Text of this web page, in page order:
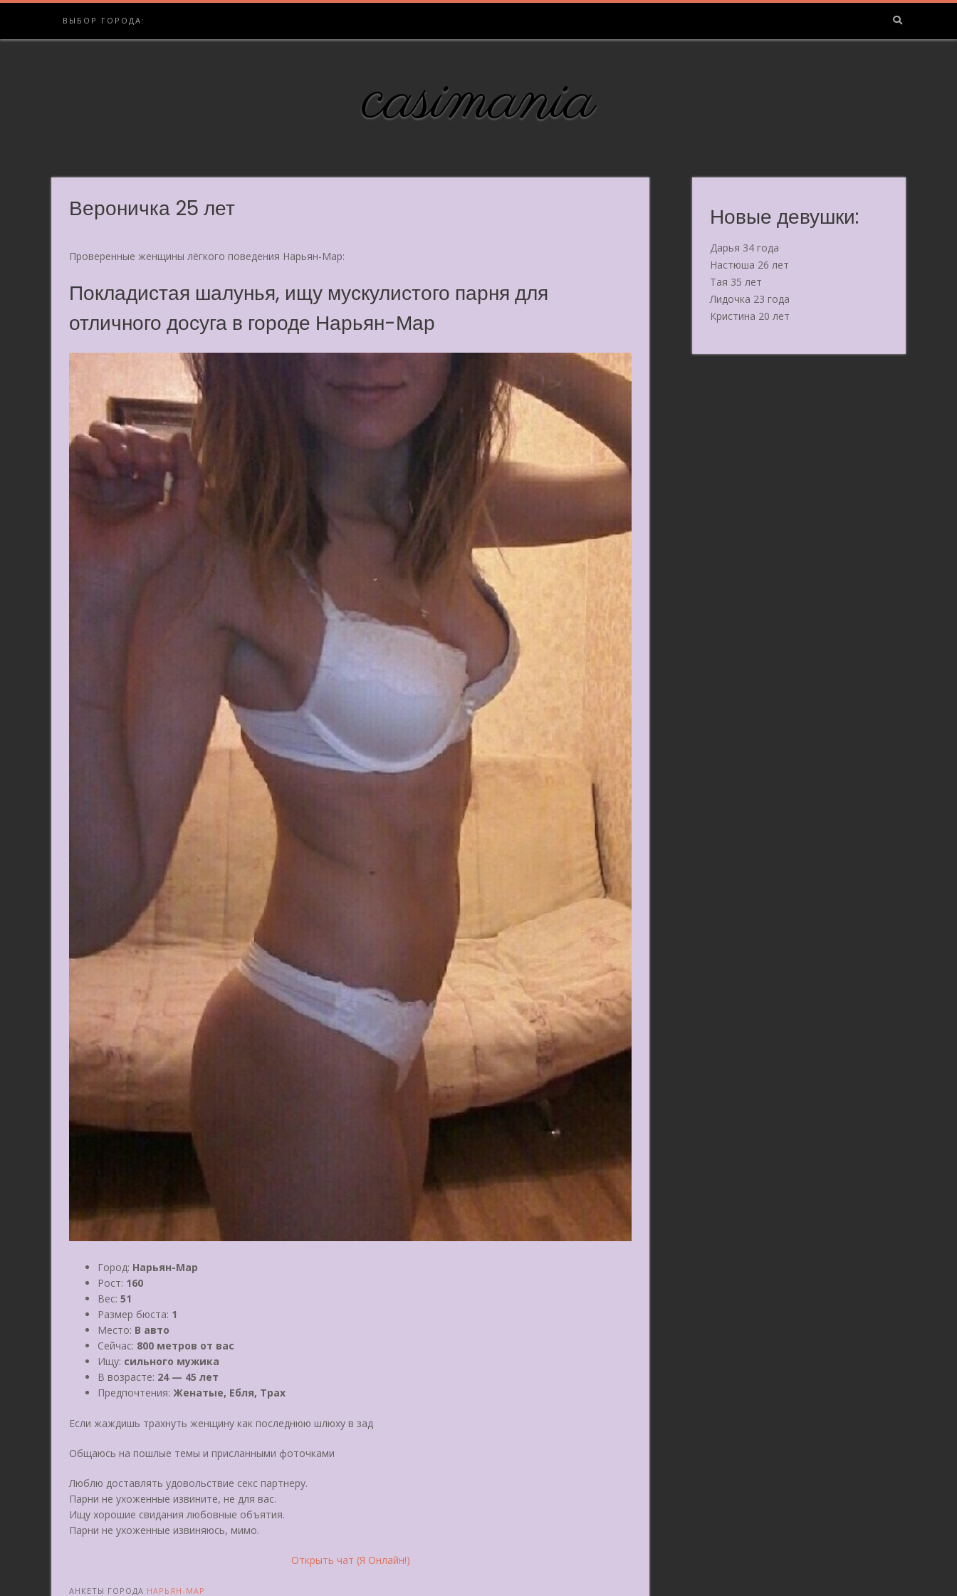
Skip
content
ВЫБОР ГОРОДА:
casimania
Вероничка 25 лет
Проверенные женщины лёгкого поведения Нарьян-Мар:
Покладистая шалунья, ищу мускулистого парня для
отличного досуга в городе Нарьян-Мар
Город: Нарьян-Мар
Рост: 160
Вес: 51
Размер бюста: 1
Место: В авто
Сейчас: 800 метров от вас
Ищу: сильного мужика
В возрасте: 24 — 45 лет
Предпочтения: Женатые, Ебля, Трах
Если жаждишь трахнуть женщину как последнюю шлюху в зад
Общаюсь на пошлые темы и приcланными фоточками
Люблю доставлять удовольствие секс партнеру.
Парни не ухоженные извините, не для вас.
Ищу хорошие свидания любовные объятия.
Парни не ухоженные извиняюсь, мимо.
Открыть чат (Я Онлайн!)
АНКЕТЫ ГОРОДА НАРЬЯН-МАР
Новые девушки:
Дарья 34 года
Настюша 26 лет
Тая 35 лет
Лидочка 23 года
Кристина 20 лет